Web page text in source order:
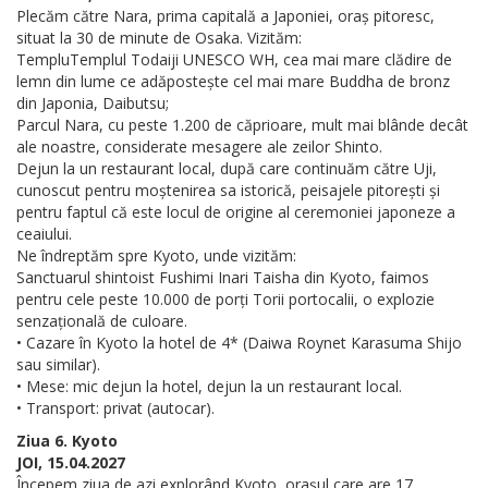
Plecăm către Nara, prima capitală a Japoniei, oraș pitoresc,
situat la 30 de minute de Osaka. Vizităm:
TempluTemplul Todaiji UNESCO WH, cea mai mare clădire de
lemn din lume ce adăpostește cel mai mare Buddha de bronz
din Japonia, Daibutsu;
Parcul Nara, cu peste 1.200 de căprioare, mult mai blânde decât
ale noastre, considerate mesagere ale zeilor Shinto.
Dejun la un restaurant local, după care continuăm către Uji,
cunoscut pentru moștenirea sa istorică, peisajele pitorești și
pentru faptul că este locul de origine al ceremoniei japoneze a
ceaiului.
Ne îndreptăm spre Kyoto, unde vizităm:
Sanctuarul shintoist Fushimi Inari Taisha din Kyoto, faimos
pentru cele peste 10.000 de porți Torii portocalii, o explozie
senzațională de culoare.
• Cazare în Kyoto la hotel de 4* (Daiwa Roynet Karasuma Shijo
sau similar).
• Mese: mic dejun la hotel, dejun la un restaurant local.
• Transport: privat (autocar).
Ziua 6. Kyoto
JOI, 15.04.2027